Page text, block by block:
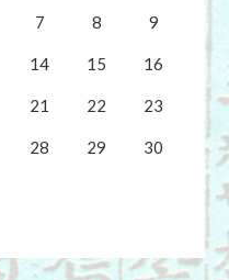
7 8 9
14 15 16
21 22 23
28 29 30